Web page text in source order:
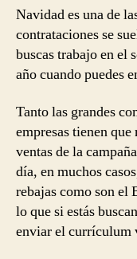
Navidad es una de
contrataciones se
buscas trabajo en el
año cuando puedes
Tanto las grandes
empresas tienen
ventas de la
día, en muchos
rebajas como son
lo que si estás
enviar el currículum